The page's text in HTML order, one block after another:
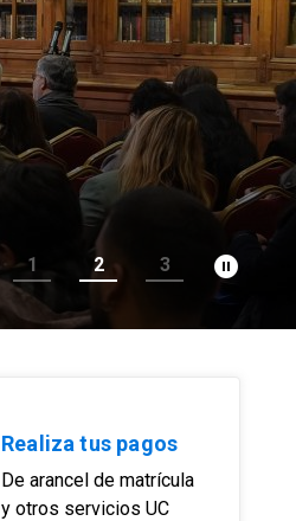
1 2 3 pause_circle_filled
Realiza tus pagos
De arancel de matrícula
y otros servicios UC